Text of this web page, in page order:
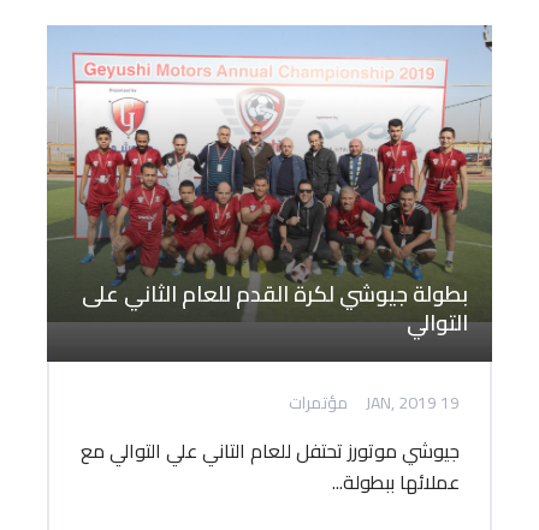
بطولة جيوشي لكرة القدم للعام الثاني على
التوالي
19 JAN, 2019 مؤتمرات
جيوشي موتورز تحتفل للعام التاني علي التوالي مع
عملائها ببطولة...